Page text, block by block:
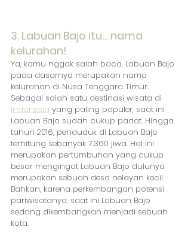
3. Labuan Bajo itu… nama
kelurahan!
Ya, kamu nggak salah baca. Labuan Bajo
pada dasarnya merupakan nama
kelurahan di Nusa Tenggara Timur.
Sebagai salah satu destinasi wisata di
Indonesia yang paling populer, saat ini
Labuan Bajo sudah cukup padat. Hingga
tahun 2016, penduduk di Labuan Bajo
terhitung sebanyak 7.360 jiwa. Hal ini
merupakan pertumbuhan yang cukup
besar mengingat Labuan Bajo dulunya
merupakan sebuah desa nelayan kecil.
Bahkan, karena perkembangan potensi
pariwisatanya, saat ini Labuan Bajo
sedang dikembangkan menjadi sebuah
kota.